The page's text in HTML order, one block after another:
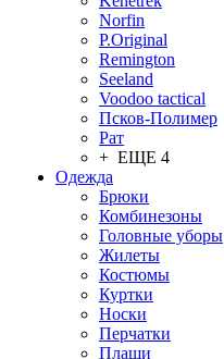
Norfin
P.Original
Remington
Seeland
Voodoo tactical
Псков-Полимер
Рат
+ ЕЩЕ 4
Одежда
Брюки
Комбинезоны
Головные уборы
Жилеты
Костюмы
Куртки
Носки
Перчатки
Плащи